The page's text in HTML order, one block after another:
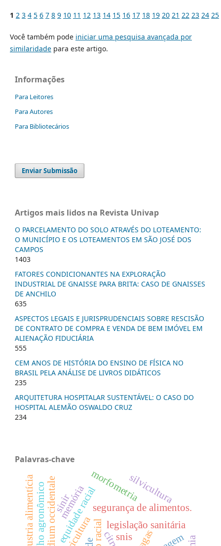
1 2 3 4 5 6 7 8 9 10 11 12 13 14 15 16 17 18 19 20 21 22 23 24 25
Você também pode iniciar uma pesquisa avançada por
similaridadepara este artigo.
Informações
Para Leitores
Para Autores
Para Bibliotecários
Enviar Submissão
Artigos mais lidos na Revista Univap
O PARCELAMENTO DO SOLO ATRAVÉS DO LOTEAMENTO:
O MUNICÍPIO E OS LOTEAMENTOS EM SÃO JOSÉ DOS
CAMPOS
1403
FATORES CONDICIONANTES NA EXPLORAÇÃO
INDUSTRIAL DE GNAISSE PARA BRITA: CASO DE GNAISSES
DE ANCHILO
635
ASPECTOS LEGAIS E JURISPRUDENCIAIS SOBRE RESCISÃO
DE CONTRATO DE COMPRA E VENDA DE BEM IMÓVEL EM
ALIENAÇÃO FIDUCIÁRIA
555
CEM ANOS DE HISTÓRIA DO ENSINO DE FÍSICA NO
BRASIL PELA ANÁLISE DE LIVROS DIDÁTICOS
235
ARQUITETURA HOSPITALAR SUSTENTÁVEL: O CASO DO
HOSPITAL ALEMÃO OSWALDO CRUZ
234
Palavras-chave
equidade racialsegurança de alimentos.
legislação sanitária
citricultura
anacardium occidentale morfometriasilvicultura
industria alimentícia snis
sinir
memória